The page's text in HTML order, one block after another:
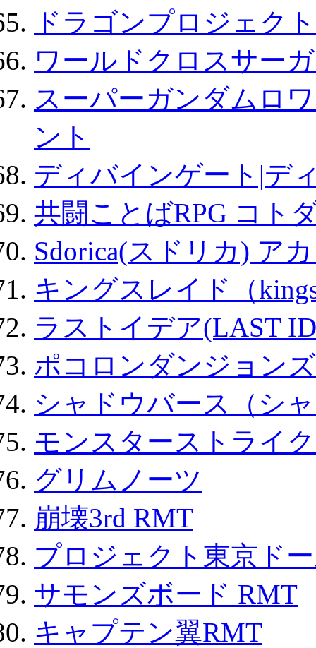
ドラゴンプロジェク
ワールドクロスサー
スーパーガンダムロ
ント
ディバインゲート|デ
共闘ことばRPG コト
Sdorica(スドリカ) ア
キングスレイド（
ラストイデア(LAST
ポコロンダンジョン
シャドウバース（シ
モンスターストライ
グリムノーツ
崩壊3rd RMT
プロジェクト東京ド
サモンズボード RMT
キャプテン翼RMT